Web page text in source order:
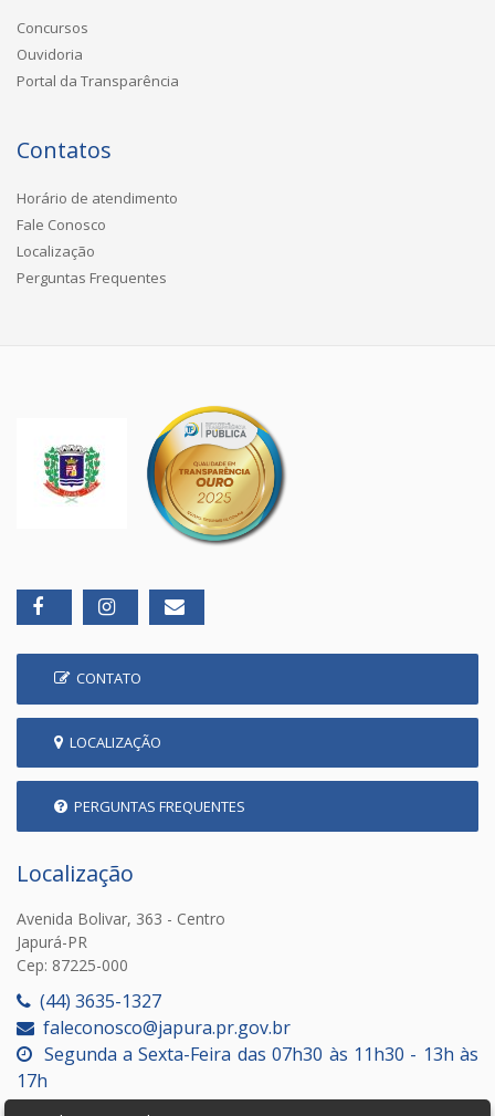
Concursos
Ouvidoria
Portal da Transparência
Contatos
Horário de atendimento
Fale Conosco
Localização
Perguntas Frequentes
CONTATO
LOCALIZAÇÃO
PERGUNTAS FREQUENTES
Localização
Avenida Bolivar, 363 - Centro
Japurá-PR
Cep: 87225-000
(44) 3635-1327
faleconosco@japura.pr.gov.br
Segunda a Sexta-Feira das 07h30 às 11h30 - 13h às
17h